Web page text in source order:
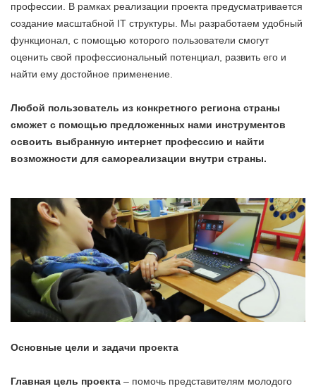
профессии. В рамках реализации проекта предусматривается
создание масштабной IT структуры. Мы разработаем удобный
функционал, с помощью которого пользователи смогут
оценить свой профессиональный потенциал, развить его и
найти ему достойное применение.
Любой пользователь из конкретного региона страны
сможет с помощью предложенных нами инструментов
освоить выбранную интернет профессию и найти
возможности для самореализации внутри страны.
Основные цели и задачи проекта
Главная цель проекта – помочь представителям молодого